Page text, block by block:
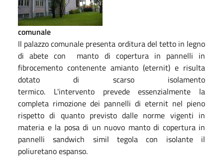
comunale
Il palazzo comunale presenta orditura del tetto in legno
di abete con manto di copertura in pannelli in
fibrocemento contenente amianto (eternit) e risulta
dotato di scarso isolamento
termico. L'intervento prevede essenzialmente la
completa rimozione dei pannelli di eternit nel pieno
rispetto di quanto previsto dalle norme vigenti in
materia e la posa di un nuovo manto di copertura in
pannelli sandwich simil tegola con isolante il
poliuretano espanso.